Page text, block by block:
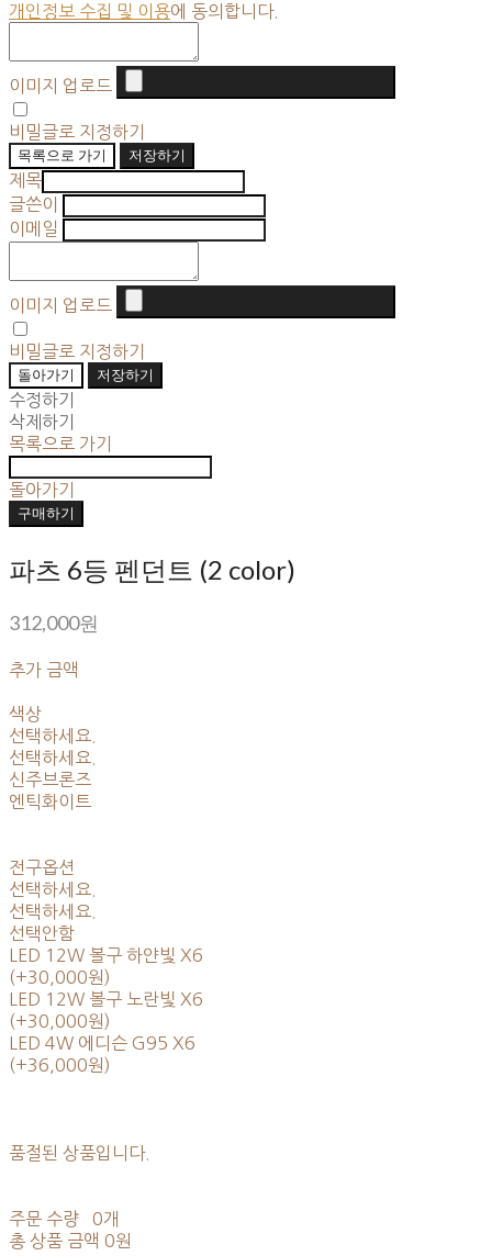
개인정보 수집 및 이용에 동의합니다.
이미지 업로드
비밀글로 지정하기
목록으로 가기
저장하기
제목
글쓴이
이메일
이미지 업로드
비밀글로 지정하기
돌아가기
저장하기
수정하기
삭제하기
목록으로 가기
돌아가기
구매하기
파츠 6등 펜던트 (2 color)
312,000원
추가 금액
색상
선택하세요.
선택하세요.
신주브론즈
엔틱화이트
전구옵션
선택하세요.
선택하세요.
선택안함
LED 12W 볼구 하얀빛 X6
(+30,000원)
LED 12W 볼구 노란빛 X6
(+30,000원)
LED 4W 에디슨 G95 X6
(+36,000원)
품절된 상품입니다.
주문 수량
0개
총 상품 금액 0원